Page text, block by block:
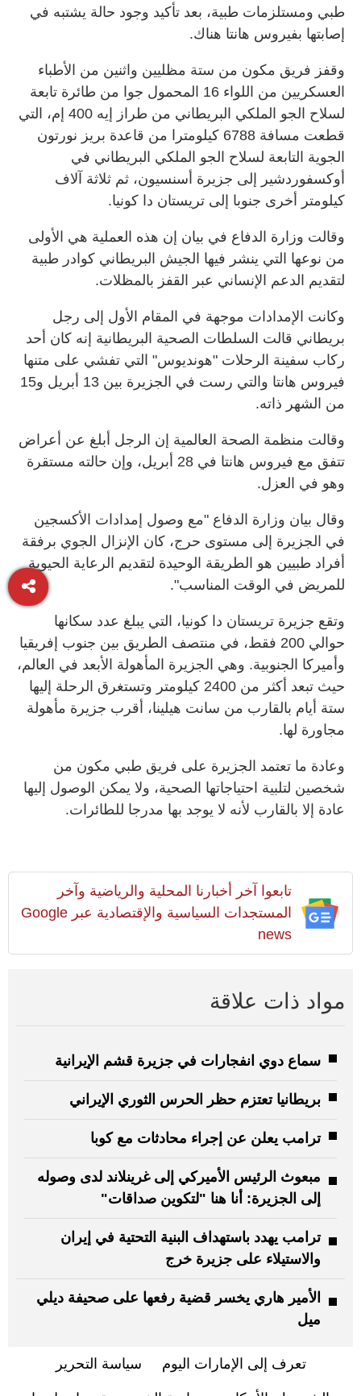
طبي ​ومستلزمات طبية، بعد تأكيد وجود حالة يشتبه في
إصابتها بفيروس هانتا هناك.
وقفز فريق مكون من ستة مظليين واثنين من الأطباء
العسكريين من اللواء 16 المحمول جوا من طائرة تابعة
لسلاح الجو الملكي البريطاني من طراز إيه 400 إم، التي
قطعت مسافة 6788 كيلومترا من قاعدة بريز نورتون
الجوية التابعة لسلاح الجو الملكي البريطاني في
أوكسفوردشير إلى جزيرة أسنسيون، ثم ثلاثة آلاف
كيلومتر أخرى ‌جنوبا إلى تريستان دا كونيا.
وقالت وزارة الدفاع في بيان إن هذه العملية هي الأولى
من نوعها التي ينشر فيها الجيش ‌البريطاني كوادر طبية
لتقديم الدعم الإنساني عبر القفز ‌بالمظلات.
وكانت الإمدادات موجهة في المقام الأول إلى رجل
‌بريطاني قالت السلطات الصحية البريطانية ‌إنه كان أحد
ركاب سفينة الرحلات "هونديوس" التي تفشي على متنها
فيروس هانتا ​والتي رست في ‌الجزيرة بين 13 ​أبريل و15
من الشهر ذاته.
وقالت منظمة الصحة العالمية إن الرجل أبلغ عن أعراض
تتفق مع فيروس هانتا في 28 أبريل، وإن حالته ​مستقرة
وهو في العزل.
وقال بيان وزارة الدفاع "مع وصول إمدادات الأكسجين
في الجزيرة إلى مستوى حرج، كان الإنزال الجوي برفقة
أفراد طبيين هو الطريقة الوحيدة لتقديم الرعاية الحيوية
للمريض في الوقت المناسب".
وتقع جزيرة تريستان دا كونيا، التي يبلغ عدد سكانها
حوالي 200 فقط، في منتصف الطريق بين جنوب إفريقيا
وأميركا الجنوبية. وهي الجزيرة المأهولة الأبعد في العالم،
حيث تبعد أكثر ‌من 2400 كيلومتر وتستغرق الرحلة إليها
ستة أيام بالقارب من سانت هيلينا، ​أقرب جزيرة مأهولة
مجاورة لها.
وعادة ما تعتمد الجزيرة على فريق طبي مكون من
شخصين لتلبية احتياجاتها الصحية، ولا يمكن الوصول إليها
عادة إلا بالقارب لأنه لا يوجد بها مدرجا ​للطائرات.
تابعوا آخر أخبارنا المحلية والرياضية وآخر
المستجدات السياسية والإقتصادية عبر Google
news
مواد ذات علاقة
سماع دوي انفجارات في جزيرة قشم الإيرانية
بريطانيا تعتزم حظر الحرس الثوري الإيراني
ترامب يعلن عن إجراء محادثات مع كوبا
مبعوث الرئيس الأميركي إلى غرينلاند لدى وصوله
إلى الجزيرة: أنا هنا "لتكوين صداقات"
ترامب يهدد باستهداف البنية التحتية في إيران
والاستيلاء على جزيرة خرج
الأمير هاري يخسر قضية رفعها على صحيفة ديلي
ميل
تعرف إلى الإمارات اليوم سياسة التحرير